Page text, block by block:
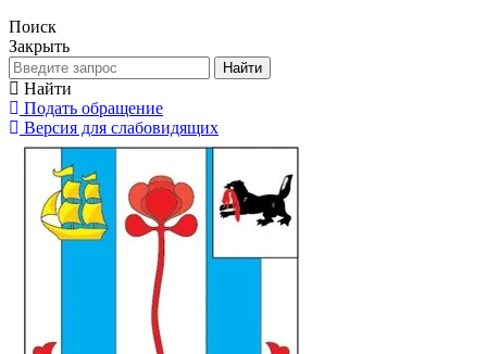
Поиск
Закрыть
Найти
Найти
Подать обращение
Версия для слабовидящих